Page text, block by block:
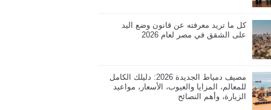
كل ما تريد معرفته عن قانون وضع اليد
على الشقق في مصر لعام 2026
مصيف دمياط الجديدة 2026: دليلك الكامل
للمعالم، المزايا والعيوب، الأسعار، مواعيد
الزيارة، وأهم النصائح